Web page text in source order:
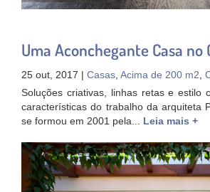
Uma Aconchegante Casa no
25 out, 2017 | Casas Acima de 200 m2
Soluções criativas, linhas retas e estilo
características do trabalho da arquiteta
se formou em 2001 pela... Leia mais +